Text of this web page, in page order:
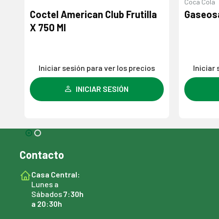
Coctel American Club Frutilla
X 750 Ml
Iniciar sesión para ver los precios
INICIAR SESIÓN
Coca Cola
Iniciar
Contacto
Casa Central:
Lunes a
Sábados7:30h
a 20:30h